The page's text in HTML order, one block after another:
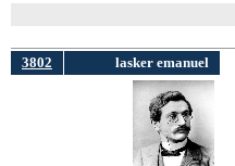
3802 lasker emanuel